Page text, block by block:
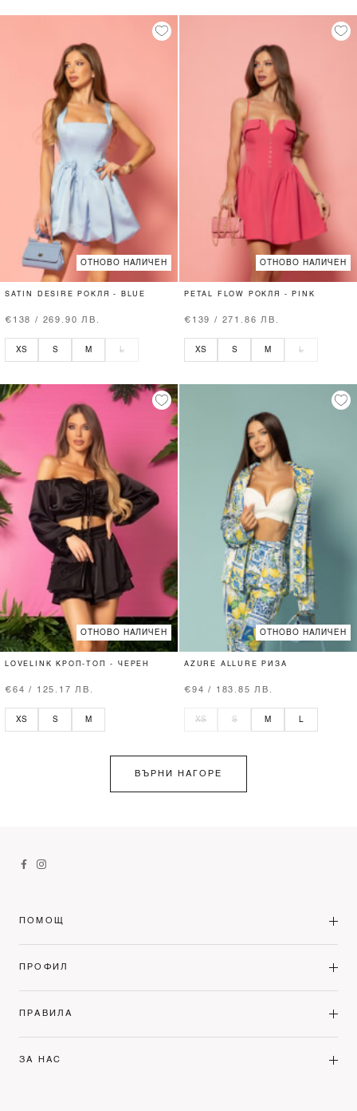
ОТНОВО НАЛИЧЕН
SATIN DESIRE РОКЛЯ - BLUE
€138 / 269.90 ЛВ.
XS S M L
ОТНОВО НАЛИЧЕН
PETAL FLOW РОКЛЯ - PINK
€139 / 271.86 ЛВ.
XS S M L
ОТНОВО НАЛИЧЕН
LOVELINK КРОП-ТОП - ЧЕРЕН
€64 / 125.17 ЛВ.
XS S M
ОТНОВО НАЛИЧЕН
AZURE ALLURE РИЗА
€94 / 183.85 ЛВ.
XS S M
ВЪРНИ НАГОРЕ
ПОМОЩ
ПРОФИЛ
ПРАВИЛА
ЗА НАС